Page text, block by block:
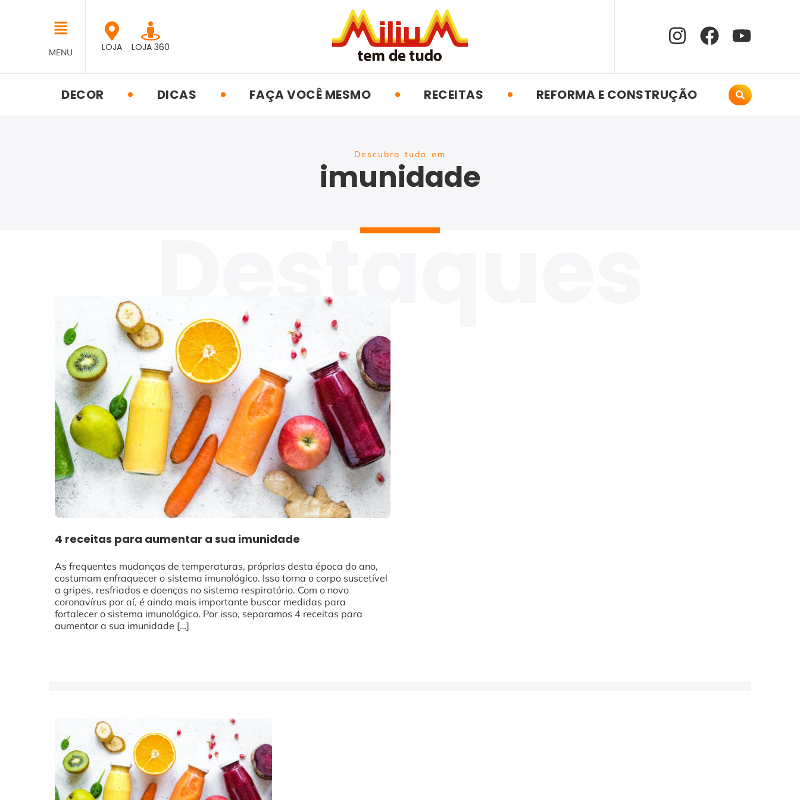
MENU LOJA LOJA 360
DECOR DICAS FAÇA VOCÊ MESMO RECEITAS REFORMA E CONSTRUÇÃO
Descubra tudo em
imunidade
4 receitas para aumentar a sua imunidade
As frequentes mudanças de temperaturas, próprias desta época do ano,
costumam enfraquecer o sistema imunológico. Isso torna o corpo suscetível
a gripes, resfriados e doenças no sistema respiratório. Com o novo
coronavírus por aí, é ainda mais importante buscar medidas para
fortalecer o sistema imunológico. Por isso, separamos 4 receitas para
aumentar a sua imunidade […]